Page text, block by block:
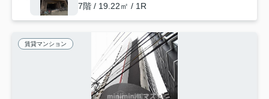
7階 / 19.22㎡ / 1R
賃貸マンション